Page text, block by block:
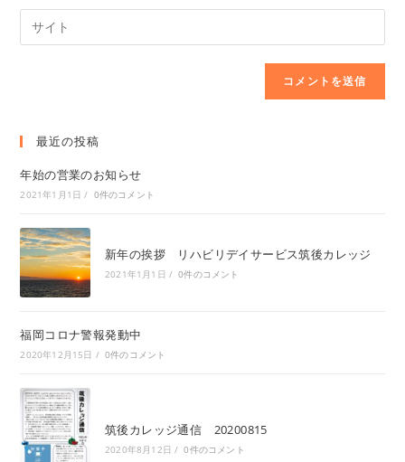
最近の投稿
年始の営業のお知らせ
2021年1月1日 / 0件のコメント
新年の挨拶 リハビリデイサービス筑後カレッジ
2021年1月1日 / 0件のコメント
福岡コロナ警報発動中
2020年12月15日 / 0件のコメント
筑後カレッジ通信 20200815
2020年8月12日 / 0件のコメント